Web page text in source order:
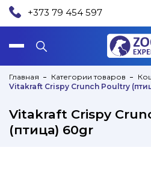
+373 79 454 597
Главная Категории товаров
Vitakraft Crispy Crunch Poultry
Vitakraft Crispy
(птица) 60gr